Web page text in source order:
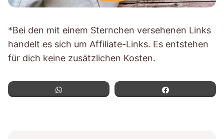
*Bei den mit einem Sternchen versehenen Links
handelt es sich um Affiliate-Links. Es entstehen
für dich keine zusätzlichen Kosten.